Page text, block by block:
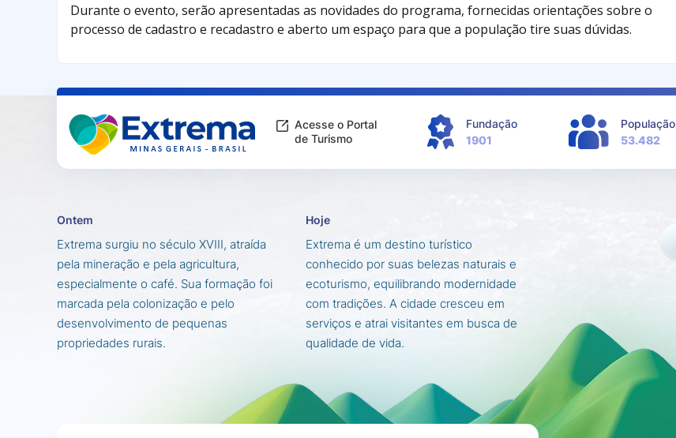
Durante o evento, serão apresentadas as novidades do programa, fornecidas orientações sobre o
processo de cadastro e recadastro e aberto um espaço para que a população tire suas dúvidas.
Acesse o Portal
de Turismo
Fundação
1901
População
53.482
Ontem
Extrema surgiu no século XVIII, atraída
pela mineração e pela agricultura,
especialmente o café. Sua formação foi
marcada pela colonização e pelo
desenvolvimento de pequenas
propriedades rurais.
Hoje
Extrema é um destino turístico
conhecido por suas belezas naturais e
ecoturismo, equilibrando modernidade
com tradições. A cidade cresceu em
serviços e atrai visitantes em busca de
qualidade de vida.